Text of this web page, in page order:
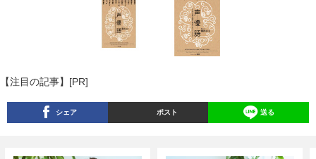
【注目の記事】[PR]
シェア ポスト 送る